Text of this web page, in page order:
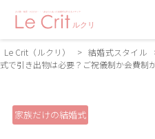
Le Crit（ルクリ） > 結婚式スタイル
式で引き出物は必要？ご祝儀制か会費制
家族だけの結婚式